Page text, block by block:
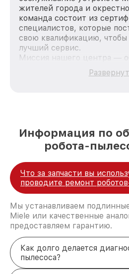
жителей города и
команда состоит из
специалистов, которые
свою квалификацию, чтобы
лучший сервис.
Миссия нашего центра —
качественный и доступный
каждого пользователя
лучшим сервисным
Краснодаре, постоянно
доверия и лояльности
Информация по
робота-
Что за запчасти вы
проводите ремонт
Мы устанавливаем
Miele или качественные
предоставляем гарантию.
Как долго делается
пылесоса?